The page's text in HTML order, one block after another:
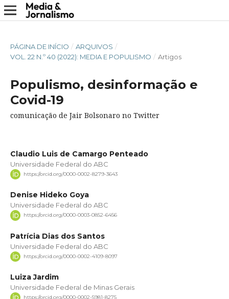
PÁGINA DE INÍCIO / ARQUIVOS /
VOL. 22 N.º 40 (2022): MEDIA E POPULISMO / Artigos
Populismo, desinformação e
Covid-19
comunicação de Jair Bolsonaro no Twitter
Claudio Luis de Camargo Penteado
Universidade Federal do ABC
https://orcid.org/0000-0002-8279-3643
Denise Hideko Goya
Universidade Federal do ABC
https://orcid.org/0000-0003-0852-6456
Patrícia Dias dos Santos
Universidade Federal do ABC
https://orcid.org/0000-0002-4109-8097
Luiza Jardim
Universidade Federal de Minas Gerais
https://orcid.org/0000-0002-5981-8275